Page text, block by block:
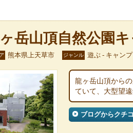
岳山頂自然公園
熊本県上天草市 ジャンル 遊ぶ - キャン
龍ヶ岳山頂から
ていて、大型望
ブログからクチ